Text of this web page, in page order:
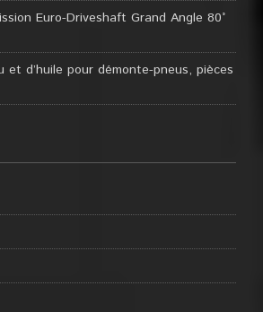
Euro-Driveshaft Grand Angle 80°
et d’huile pour démonte-pneus, pièces